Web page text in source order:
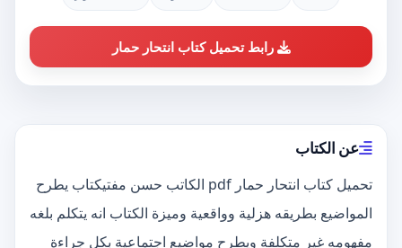
رابط تحميل كتاب انتحار حمار
عن الكتاب
تحميل كتاب انتحار حمار pdf الكاتب حسن مفتيكتاب يطرح
المواضيع بطريقه هزلية وواقعية وميزة الكتاب انه يتكلم بلغه
مفهومه غير متكلفة ويطرح مواضيع اجتماعية بكل جراءة